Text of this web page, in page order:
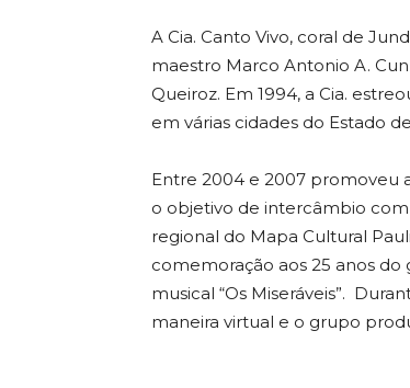
A Cia. Canto Vivo, coral de
maestro Marco Antonio A.
Queiroz. Em 1994, a Cia.
em várias cidades do Estado
Entre 2004 e 2007 promoveu
o objetivo de intercâmbio com
regional do Mapa Cultural
comemoração aos 25 anos
musical “Os Miseráveis”.
maneira virtual e o grupo